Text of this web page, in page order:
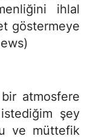
ihlal
göstermeye
atmosfere
şey
ve müttefik